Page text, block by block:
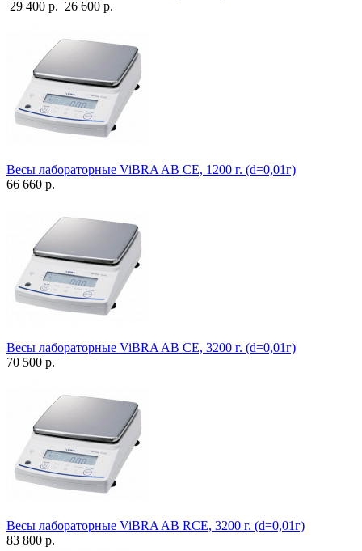
29 400 р. 26 600 р.
Весы лабораторные ViBRA AB CE, 1200 г. (d=0,01г)
66 660 р.
Весы лабораторные ViBRA AB CE, 3200 г. (d=0,01г)
70 500 р.
Весы лабораторные ViBRA AB RCE, 3200 г. (d=0,01г)
83 800 р.